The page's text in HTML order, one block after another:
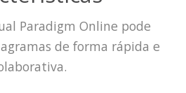
Paradigm Online pode
de forma rápida e